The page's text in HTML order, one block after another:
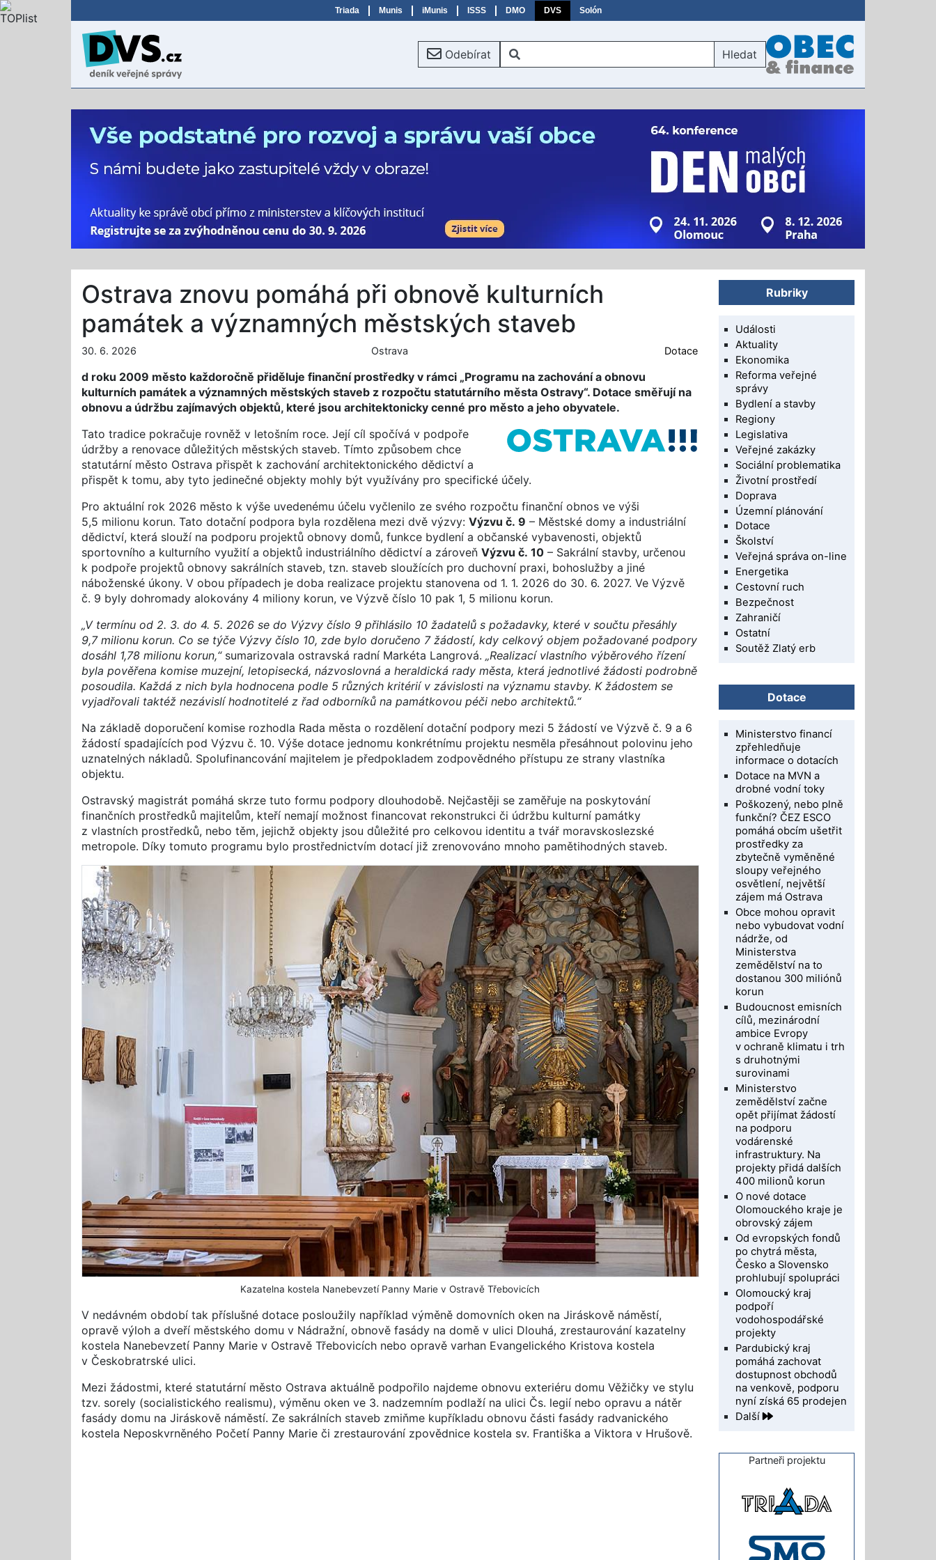
Triada Munis iMunis ISSS DMO DVS Solón
Odebírat Hledat
Ostrava znovu pomáhá při obnově kulturních
památek a významných městských staveb
30. 6. 2026 Ostrava Dotace
d roku 2009 město každoročně přiděluje finanční prostředky v rámci „Programu na zachování a obnovu
kulturních památek a významných městských staveb z rozpočtu statutárního města Ostravy“. Dotace směřují na
obnovu a údržbu zajímavých objektů, které jsou architektonicky cenné pro město a jeho obyvatele.
Tato tradice pokračuje rovněž v letošním roce. Její cíl spočívá v podpoře
údržby a renovace důležitých městských staveb. Tímto způsobem chce
statutární město Ostrava přispět k zachování architektonického dědictví a
přispět k tomu, aby tyto jedinečné objekty mohly být využívány pro specifické účely.
Pro aktuální rok 2026 město k výše uvedenému účelu vyčlenilo ze svého rozpočtu finanční obnos ve výši
5,5 milionu korun. Tato dotační podpora byla rozdělena mezi dvě výzvy: Výzvu č. 9 – Městské domy a industriální
dědictví, která slouží na podporu projektů obnovy domů, funkce bydlení a občanské vybavenosti, objektů
sportovního a kulturního využití a objektů industriálního dědictví a zároveň Výzvu č. 10 – Sakrální stavby, určenou
k podpoře projektů obnovy sakrálních staveb, tzn. staveb sloužících pro duchovní praxi, bohoslužby a jiné
náboženské úkony. V obou případech je doba realizace projektu stanovena od 1. 1. 2026 do 30. 6. 2027. Ve Výzvě
č. 9 byly dohromady alokovány 4 miliony korun, ve Výzvě číslo 10 pak 1, 5 milionu korun.
„V termínu od 2. 3. do 4. 5. 2026 se do Výzvy číslo 9 přihlásilo 10 žadatelů s požadavky, které v součtu přesáhly
9,7 milionu korun. Co se týče Výzvy číslo 10, zde bylo doručeno 7 žádostí, kdy celkový objem požadované podpory
dosáhl 1,78 milionu korun,“sumarizovala ostravská radní Markéta Langrová. „Realizací vlastního výběrového řízení
byla pověřena komise muzejní, letopisecká, názvoslovná a heraldická rady města, která jednotlivé žádosti podrobně
posoudila. Každá z nich byla hodnocena podle 5 různých kritérií v závislosti na významu stavby. K žádostem se
vyjadřovali taktéž nezávislí hodnotitelé z řad odborníků na památkovou péči nebo architektů.“
Na základě doporučení komise rozhodla Rada města o rozdělení dotační podpory mezi 5 žádostí ve Výzvě č. 9 a 6
žádostí spadajících pod Výzvu č. 10. Výše dotace jednomu konkrétnímu projektu nesměla přesáhnout polovinu jeho
uznatelných nákladů. Spolufinancování majitelem je předpokladem zodpovědného přístupu ze strany vlastníka
objektu.
Ostravský magistrát pomáhá skrze tuto formu podpory dlouhodobě. Nejčastěji se zaměřuje na poskytování
finančních prostředků majitelům, kteří nemají možnost financovat rekonstrukci či údržbu kulturní památky
z vlastních prostředků, nebo těm, jejichž objekty jsou důležité pro celkovou identitu a tvář moravskoslezské
metropole. Díky tomuto programu bylo prostřednictvím dotací již zrenovováno mnoho pamětihodných staveb.
Kazatelna kostela Nanebevzetí Panny Marie v Ostravě Třebovicích
V nedávném období tak příslušné dotace posloužily například výměně domovních oken na Jiráskově náměstí,
opravě výloh a dveří městského domu v Nádražní, obnově fasády na domě v ulici Dlouhá, zrestaurování kazatelny
kostela Nanebevzetí Panny Marie v Ostravě Třebovicích nebo opravě varhan Evangelického Kristova kostela
v Českobratrské ulici.
Mezi žádostmi, které statutární město Ostrava aktuálně podpořilo najdeme obnovu exteriéru domu Věžičky ve stylu
tzv. sorely (socialistického realismu), výměnu oken ve 3. nadzemním podlaží na ulici Čs. legií nebo opravu a nátěr
fasády domu na Jiráskově náměstí. Ze sakrálních staveb zmiňme kupříkladu obnovu části fasády radvanického
kostela Neposkvrněného Početí Panny Marie či zrestaurování zpovědnice kostela sv. Františka a Viktora v Hrušově.
Rubriky
Události
Aktuality
Ekonomika
Reforma veřejné
správy
Bydlení a stavby
Regiony
Legislativa
Veřejné zakázky
Sociální problematika
Životní prostředí
Doprava
Územní plánování
Dotace
Školství
Veřejná správa on-line
Energetika
Cestovní ruch
Bezpečnost
Zahraničí
Ostatní
Soutěž Zlatý erb
Dotace
Ministerstvo financí
zpřehledňuje
informace o dotacích
Dotace na MVN a
drobné vodní toky
Poškozený, nebo plně
funkční? ČEZ ESCO
pomáhá obcím ušetřit
prostředky za
zbytečně vyměněné
sloupy veřejného
osvětlení, největší
zájem má Ostrava
Obce mohou opravit
nebo vybudovat vodní
nádrže, od
Ministerstva
zemědělství na to
dostanou 300 miliónů
korun
Budoucnost emisních
cílů, mezinárodní
ambice Evropy
v ochraně klimatu i trh
s druhotnými
surovinami
Ministerstvo
zemědělství začne
opět přijímat žádostí
na podporu
vodárenské
infrastruktury. Na
projekty přidá dalších
400 milionů korun
O nové dotace
Olomouckého kraje je
obrovský zájem
Od evropských fondů
po chytrá města,
Česko a Slovensko
prohlubují spolupráci
Olomoucký kraj
podpoří
vodohospodářské
projekty
Pardubický kraj
pomáhá zachovat
dostupnost obchodů
na venkově, podporu
nyní získá 65 prodejen
Další
Partneři projektu